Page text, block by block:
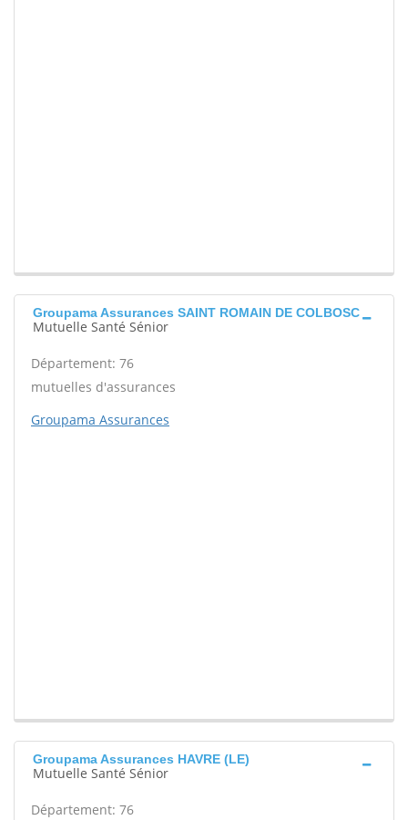
Groupama Assurances SAINT ROMAIN DE COLBOSC
Mutuelle Santé Sénior
Département: 76
mutuelles d'assurances
Groupama Assurances
Groupama Assurances HAVRE (LE)
Mutuelle Santé Sénior
Département: 76